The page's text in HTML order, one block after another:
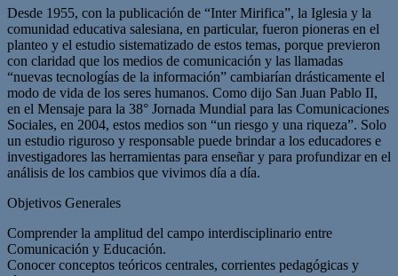
Desde 1955, con la publicación de “Inter Mirifica”, la Iglesia y la
comunidad educativa salesiana, en particular, fueron pioneras en el
planteo y el estudio sistematizado de estos temas, porque previeron
con claridad que los medios de comunicación y las llamadas
“nuevas tecnologías de la información” cambiarían drásticamente el
modo de vida de los seres humanos. Como dijo San Juan Pablo II,
en el Mensaje para la 38° Jornada Mundial para las Comunicaciones
Sociales, en 2004, estos medios son “un riesgo y una riqueza”. Solo
un estudio riguroso y responsable puede brindar a los educadores e
investigadores las herramientas para enseñar y para profundizar en el
análisis de los cambios que vivimos día a día.
Objetivos Generales
Comprender la amplitud del campo interdisciplinario entre
Comunicación y Educación.
Conocer conceptos teóricos centrales, corrientes pedagógicas y